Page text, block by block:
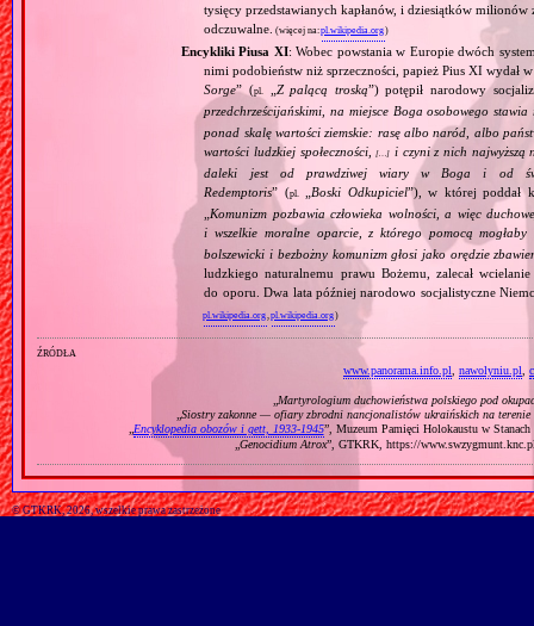
tysięcy przedstawianych kapłanów, i dziesiątków
odczuwalne. (więcej na:pl.wikipedia.org)
Encykliki Piusa XI: Wobec powstania w Europie dwóch
nimi podobieństw niż sprzeczności, papież Pius XI
Sorge” (pl. Z palącą troską”) potępił narodowy
przedchrześcijańskimi, na miejsce Boga osobowego
ponad skalę wartości ziemskie: rasę albo naród, albo
wartości ludzkiej społeczności,[…] i czyni z nich najwyższą
daleki jest od prawdziwej wiary w Boga i od
Redemptoris” (pl. Boski Odkupiciel”), w której poddał
Komunizm pozbawia człowieka wolności, a więc
i wszelkie moralne oparcie, z którego pomocą
bolszewicki i bezbożny komunizm głosi jako orędzie
ludzkiego naturalnemu prawu Bożemu, zalecał
do oporu. Dwa lata później narodowo socjalistyczne
pl.wikipedia.org ,pl.wikipedia.org)
źródła
www.panorama.info.pl, nawolyniu.pl,
„Martyrologium duchowieństwa polskiego pod
„Siostry zakonne — ofiary zbrodni nancjonalistów ukraińskich na terenie
„Encyklopedia obozów i gett, 1933‐1945”, Muzeum Pamięci Holokaustu w
„Genocidium Atrox”, GTKRK, https://
© GTKRK, 2026, wszelkie prawa zastrzeżone